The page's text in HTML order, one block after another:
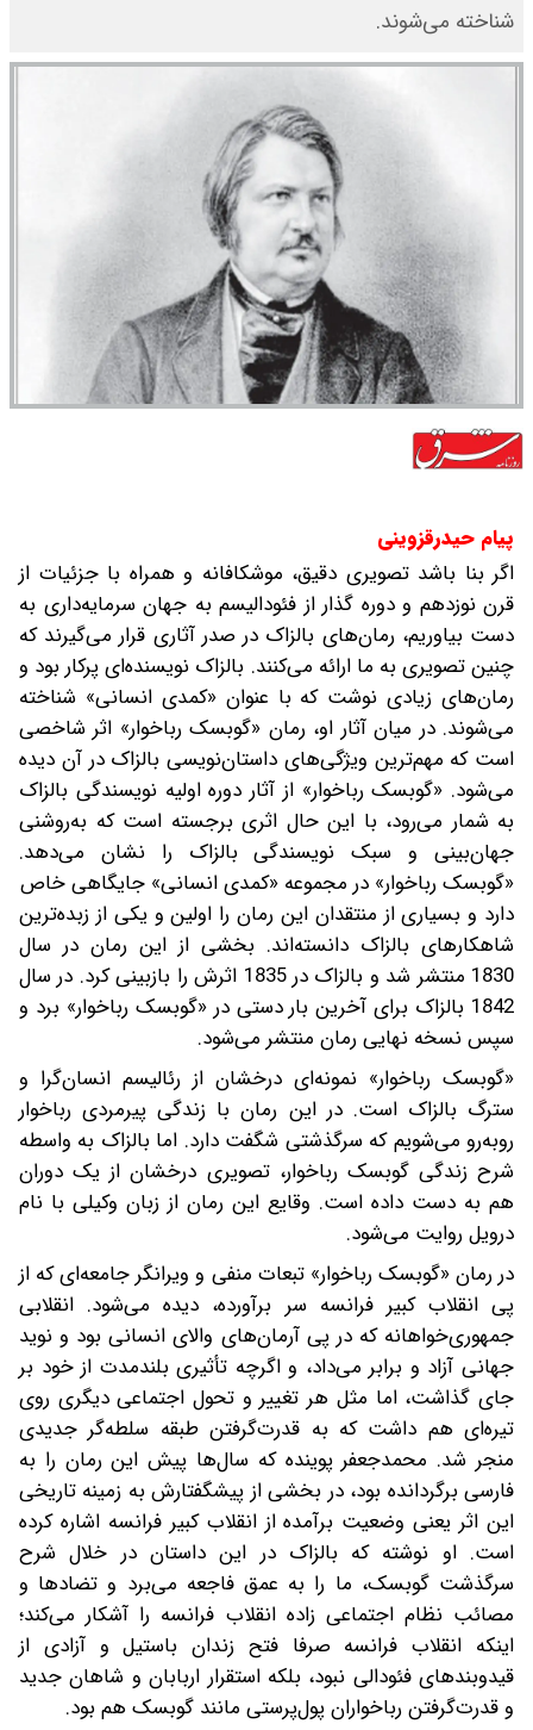
شناخته می‌شوند.
پیام حیدرقزوینی
اگر بنا باشد تصویری دقیق، موشکافانه و همراه با جزئیات از
قرن نوزدهم و دوره گذار از فئودالیسم به جهان سرمایه‌داری به
دست بیاوریم، رمان‌های بالزاک در صدر آثاری قرار می‌گیرند که
چنین تصویری به ما ارائه می‌کنند. بالزاک نویسنده‌ای پرکار بود و
رمان‌های زیادی نوشت که با عنوان «کمدی انسانی» شناخته
می‌شوند. در میان آثار او، رمان «گوبسک رباخوار» اثر شاخصی
است که مهم‌ترین ویژگی‌های داستان‌نویسی بالزاک در آن دیده
می‌شود. «گوبسک رباخوار» از آثار دوره اولیه نویسندگی بالزاک
به شمار می‌رود، با این حال اثری برجسته است که به‌روشنی
جهان‌بینی و سبک نویسندگی بالزاک را نشان می‌دهد.
«گوبسک رباخوار» در مجموعه «کمدی انسانی» جایگاهی خاص
دارد و بسیاری از منتقدان این رمان را اولین و یکی از زبده‌ترین
شاهکارهای بالزاک دانسته‌اند. بخشی از این رمان در سال
1830 منتشر شد و بالزاک در 1835 اثرش را بازبینی کرد. در سال
1842 بالزاک برای آخرین بار دستی در «گوبسک رباخوار» برد و
سپس نسخه نهایی رمان منتشر می‌شود.
«گوبسک رباخوار» نمونه‌ای درخشان از رئالیسم انسان‌گرا و
سترگ بالزاک است. در این رمان با زندگی پیرمردی رباخوار
روبه‌رو می‌شویم که سرگذشتی شگفت دارد. اما بالزاک به واسطه
شرح زندگی گوبسک رباخوار، تصویری درخشان از یک دوران
هم به دست داده است. وقایع این رمان از زبان وکیلی با نام
درویل روایت می‌شود.
در رمان «گوبسک رباخوار» تبعات منفی و ویرانگر جامعه‌ای که از
پی انقلاب کبیر فرانسه سر برآورده، دیده می‌شود. انقلابی
جمهوری‌خواهانه که در پی آرمان‌های والای انسانی بود و نوید
جهانی آزاد و برابر می‌داد، و اگرچه تأثیری بلندمدت از خود بر
جای گذاشت، اما مثل هر تغییر و تحول اجتماعی دیگری روی
تیره‌ای هم داشت که به قدرت‌گرفتن طبقه‌‌ سلطه‌گر جدیدی
منجر شد. محمدجعفر پوینده که سال‌ها پیش این رمان را به
فارسی برگردانده بود، در بخشی از پیشگفتارش به زمینه تاریخی
این اثر یعنی وضعیت برآمده از انقلاب کبیر فرانسه اشاره کرده
است. او نوشته که بالزاک در این داستان در خلال شرح
سرگذشت گوبسک، ما را به عمق فاجعه می‌برد و تضادها و
مصائب نظام اجتماعی زاده انقلاب فرانسه را آشکار می‌کند؛
اینکه انقلاب فرانسه صرفا فتح زندان باستیل و آزادی از
قیدوبندهای فئودالی نبود، بلکه استقرار اربابان و شاهان جدید
و قدرت‌گرفتن رباخواران پول‌پرستی مانند گوبسک هم بود.